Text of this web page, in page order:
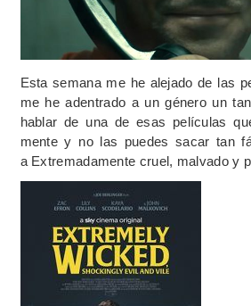
Esta semana me he alejado de las
me he adentrado a un género un
hablar de una de esas películas
mente y no las puedes sacar tan
a Extremadamente cruel, malvado y